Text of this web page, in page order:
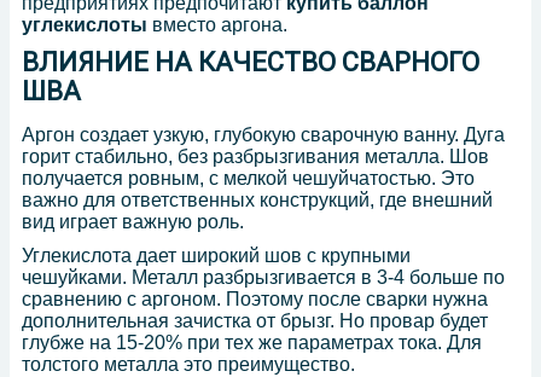
углекислоты вместо аргона.
ВЛИЯНИЕ НА КАЧЕСТВО СВАРНОГО
ШВА
Аргон создает узкую, глубокую сварочную ванну. Дуга
горит стабильно, без разбрызгивания металла. Шов
получается ровным, с мелкой чешуйчатостью. Это
важно для ответственных конструкций, где внешний
вид играет важную роль.
Углекислота дает широкий шов с крупными
чешуйками. Металл разбрызгивается в 3-4 больше по
сравнению с аргоном. Поэтому после сварки нужна
дополнительная зачистка от брызг. Но провар будет
глубже на 15-20% при тех же параметрах тока. Для
толстого металла это преимущество.